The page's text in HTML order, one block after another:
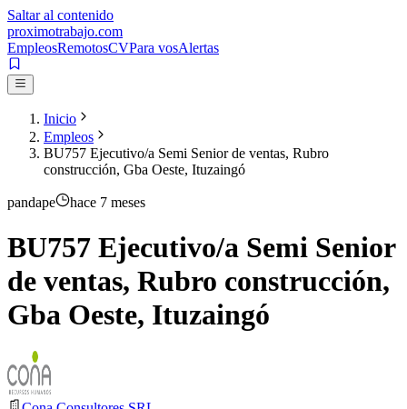
Saltar al contenido
proximotrabajo.com
EmpleosRemotosCVPara vosAlertas
Inicio
Empleos
BU757 Ejecutivo/a Semi Senior de ventas, Rubro
construcción, Gba Oeste, Ituzaingó
pandape hace 7 meses
BU757 Ejecutivo/a Semi Senior
de ventas, Rubro construcción,
Gba Oeste, Ituzaingó